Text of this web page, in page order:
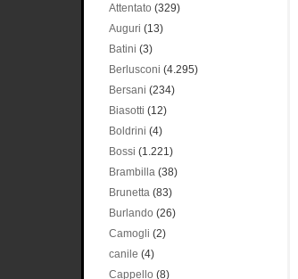
Attentato (329)
Auguri (13)
Batini (3)
Berlusconi (4.295)
Bersani (234)
Biasotti (12)
Boldrini (4)
Bossi (1.221)
Brambilla (38)
Brunetta (83)
Burlando (26)
Camogli (2)
canile (4)
Cappello (8)